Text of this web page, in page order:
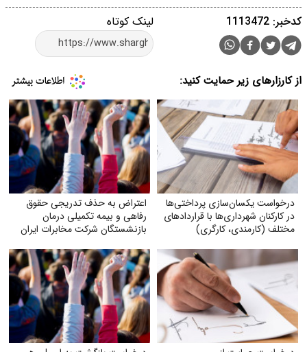
لینک کوتاه کدخبر: 1113472
از کارزارهای زیر حمایت کنید:
درخواست یکسان‌سازی پرداختی‌ها
در کارکنان شهرداری‌ها با قراردادهای
مختلف (کارمندی، کارگری)
اعتراض به حذف تدریجی حقوق
رفاهی و بیمه تکمیلی درمان
بازنشستگان شرکت مخابرات ایران